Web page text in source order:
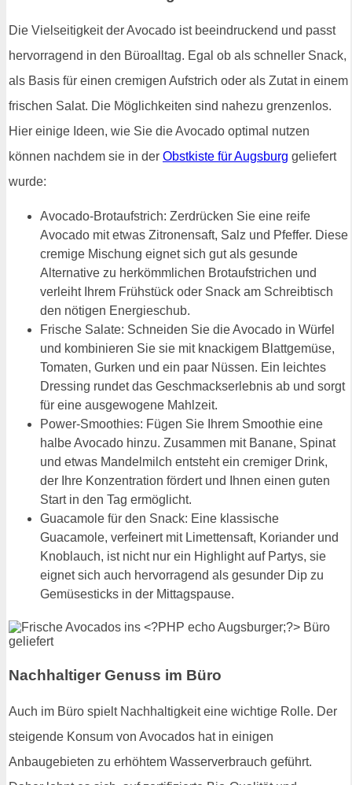
Die Vielseitigkeit der Avocado ist beeindruckend und passt
hervorragend in den Büroalltag. Egal ob als schneller Snack,
als Basis für einen cremigen Aufstrich oder als Zutat in einem
frischen Salat. Die Möglichkeiten sind nahezu grenzenlos.
Hier einige Ideen, wie Sie die Avocado optimal nutzen
können nachdem sie in der Obstkiste für Augsburg geliefert
wurde:
Avocado-Brotaufstrich: Zerdrücken Sie eine reife
Avocado mit etwas Zitronensaft, Salz und Pfeffer. Diese
cremige Mischung eignet sich gut als gesunde
Alternative zu herkömmlichen Brotaufstrichen und
verleiht Ihrem Frühstück oder Snack am Schreibtisch
den nötigen Energieschub.
Frische Salate: Schneiden Sie die Avocado in Würfel
und kombinieren Sie sie mit knackigem Blattgemüse,
Tomaten, Gurken und ein paar Nüssen. Ein leichtes
Dressing rundet das Geschmackserlebnis ab und sorgt
für eine ausgewogene Mahlzeit.
Power-Smoothies: Fügen Sie Ihrem Smoothie eine
halbe Avocado hinzu. Zusammen mit Banane, Spinat
und etwas Mandelmilch entsteht ein cremiger Drink,
der Ihre Konzentration fördert und Ihnen einen guten
Start in den Tag ermöglicht.
Guacamole für den Snack: Eine klassische
Guacamole, verfeinert mit Limettensaft, Koriander und
Knoblauch, ist nicht nur ein Highlight auf Partys, sie
eignet sich auch hervorragend als gesunder Dip zu
Gemüsesticks in der Mittagspause.
Nachhaltiger Genuss im Büro
Auch im Büro spielt Nachhaltigkeit eine wichtige Rolle. Der
steigende Konsum von Avocados hat in einigen
Anbaugebieten zu erhöhtem Wasserverbrauch geführt.